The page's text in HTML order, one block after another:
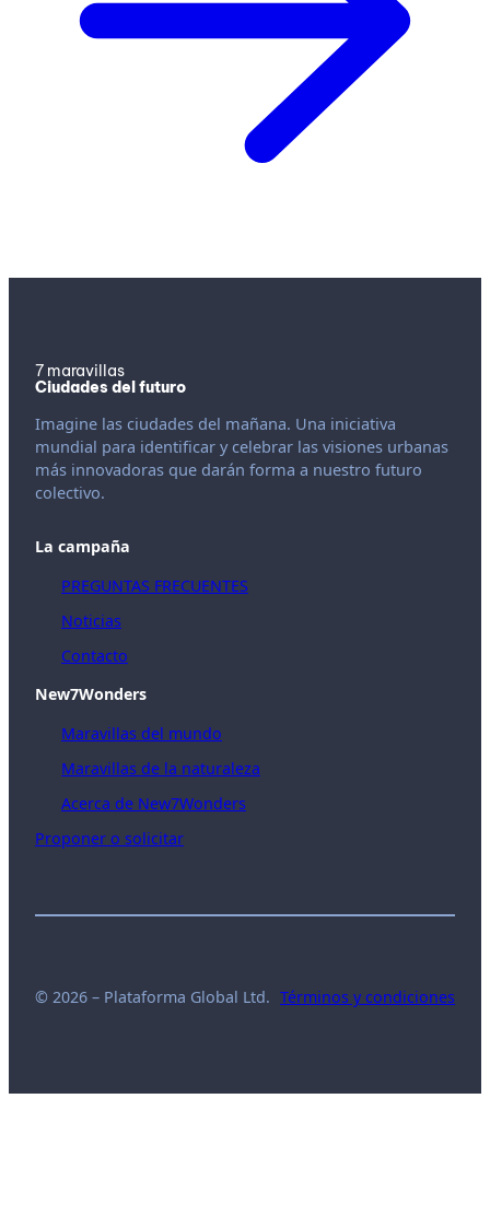
7 maravillas
Ciudades del futuro
Imagine las ciudades del mañana. Una iniciativa
mundial para identificar y celebrar las visiones urbanas
más innovadoras que darán forma a nuestro futuro
colectivo.
La campaña
PREGUNTAS FRECUENTES
Noticias
Contacto
New7Wonders
Maravillas del mundo
Maravillas de la naturaleza
Acerca de New7Wonders
Proponer o solicitar
© 2026 – Plataforma Global Ltd. Términos y condiciones